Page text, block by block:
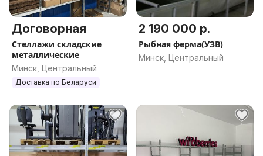
Договорная
Стеллажи складские
металлические
Минск, Центральный
Доставка по Беларуси
2 190 000 р.
Рыбная ферма(УЗВ)
Минск, Центральный